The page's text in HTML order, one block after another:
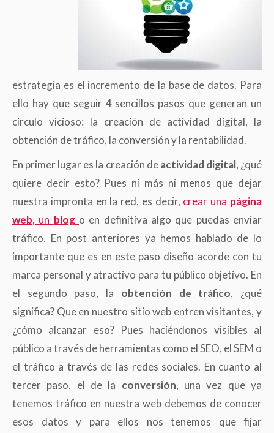
estrategia es el incremento de la base de datos. Para
ello hay que seguir 4 sencillos pasos que generan un
círculo vicioso: la creación de actividad digital, la
obtención de tráfico, la conversión y la rentabilidad.
En primer lugar es la creación deactividad digital, ¿qué
quiere decir esto? Pues ni más ni menos que dejar
nuestra impronta en la red, es decir, crear una página
web, un blog o en definitiva algo que puedas enviar
tráfico. En post anteriores ya hemos hablado de lo
importante que es en este paso diseño acorde con tu
marca personal y atractivo para tu público objetivo. En
el segundo paso, la obtención de tráfico, ¿qué
significa? Que en nuestro sitio web entren visitantes, y
¿cómo alcanzar eso? Pues haciéndonos visibles al
público a través de herramientas como el SEO, el SEM o
el tráfico a través de las redes sociales. En cuanto al
tercer paso, el de la conversión, una vez que ya
tenemos tráfico en nuestra web debemos de conocer
esos datos y para ellos nos tenemos que fijar